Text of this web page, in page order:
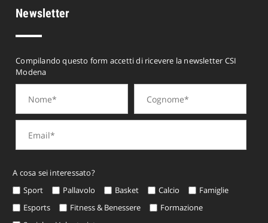
Newsletter
Compilando questo form accetti di ricevere la newsletter CSI
Modena
A cosa sei interessato?
Sport
Pallavolo Basket Calcio
Famiglie
Esports
Fitness & Benessere
Formazione